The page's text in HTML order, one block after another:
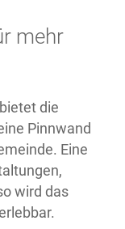
mehr
die
Pinnwand
Eine
wird das